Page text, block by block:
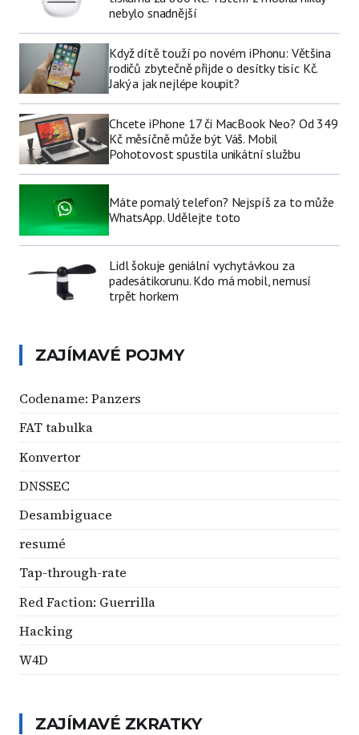
nebylo snadnější
Když dítě touží po novém iPhonu: Většina
rodičů zbytečně přijde o desítky tisíc Kč.
Jaký a jak nejlépe koupit?
Chcete iPhone 17 či MacBook Neo? Od 349
Kč měsíčně může být Váš. Mobil
Pohotovost spustila unikátní službu
Máte pomalý telefon? Nejspíš za to může
WhatsApp. Udělejte toto
Lidl šokuje geniální vychytávkou za
padesátikorunu. Kdo má mobil, nemusí
trpět horkem
ZAJÍMAVÉ POJMY
Codename: Panzers
FAT tabulka
Konvertor
DNSSEC
Desambiguace
resumé
Tap-through-rate
Red Faction: Guerrilla
Hacking
W4D
ZAJÍMAVÉ ZKRATKY